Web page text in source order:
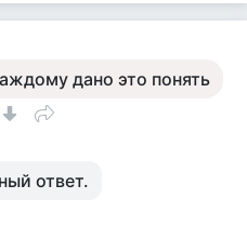
дано это понять
ответ.